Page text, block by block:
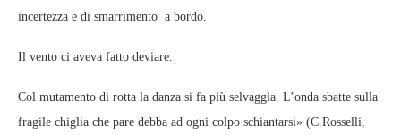
incertezza e di smarrimento a bordo.
Il vento ci aveva fatto deviare.
Col mutamento di rotta la danza si fa più selvaggia. L’onda sbatte sulla
fragile chiglia che pare debba ad ogni colpo schiantarsi» (C.Rosselli,